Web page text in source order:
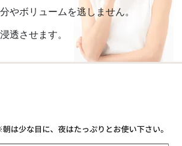
やボリュームを逃しません。
透させます。